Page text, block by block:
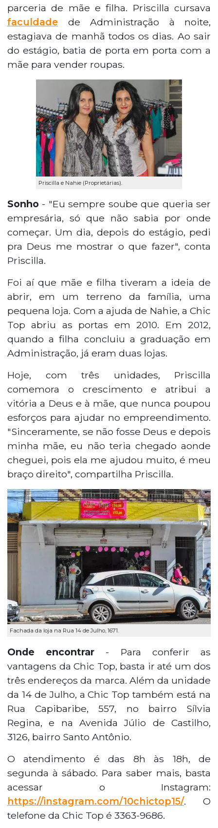
parceria de mãe e filha. Priscilla cursava
faculdade de Administração à noite,
estagiava de manhã todos os dias. Ao sair
do estágio, batia de porta em porta com a
mãe para vender roupas.
Priscilla e Nahie (Proprietárias).
Sonho - "Eu sempre soube que queria ser
empresária, só que não sabia por onde
começar. Um dia, depois do estágio, pedi
pra Deus me mostrar o que fazer", conta
Priscilla.
Foi aí que mãe e filha tiveram a ideia de
abrir, em um terreno da família, uma
pequena loja. Com a ajuda de Nahie, a Chic
Top abriu as portas em 2010. Em 2012,
quando a filha concluiu a graduação em
Administração, já eram duas lojas.
Hoje, com três unidades, Priscilla
comemora o crescimento e atribui a
vitória a Deus e à mãe, que nunca poupou
esforços para ajudar no empreendimento.
"Sinceramente, se não fosse Deus e depois
minha mãe, eu não teria chegado aonde
cheguei, pois ela me ajudou muito, é meu
braço direito", compartilha Priscilla.
Fachada da loja na Rua 14 de Julho, 1671.
Onde encontrar - Para conferir as
vantagens da Chic Top, basta ir até um dos
três endereços da marca. Além da unidade
da 14 de Julho, a Chic Top também está na
Rua Capibaribe, 557, no bairro Sílvia
Regina, e na Avenida Júlio de Castilho,
3126, bairro Santo Antônio.
O atendimento é das 8h às 18h, de
segunda à sábado. Para saber mais, basta
acessar o Instagram:
https://instagram.com/10chictop15/. O
telefone da Chic Top é 3363-9686.